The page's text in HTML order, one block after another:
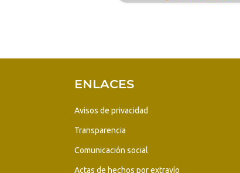
ENLACES
Avisos de privacidad
Transparencia
Comunicación social
Actas de hechos por extravío